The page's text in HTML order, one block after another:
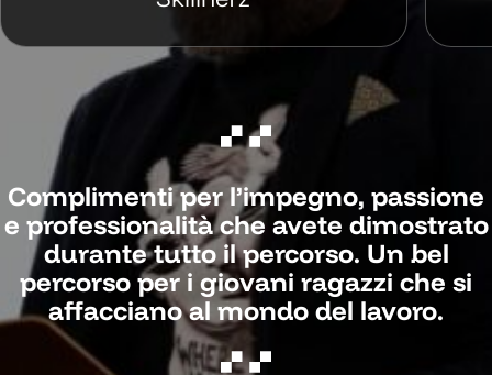
Complimenti per l’impegno, passione
e professionalità che avete dimostrato
durante tutto il percorso. Un bel
percorso per i giovani ragazzi che si
affacciano al mondo del lavoro.